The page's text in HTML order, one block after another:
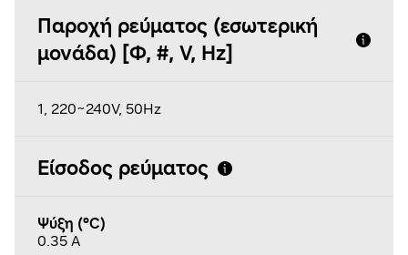
Παροχή ρεύματος (εσωτερική
μονάδα) [Φ, #, V, Hz]
1, 220~240V, 50Hz
Είσοδος ρεύματος
Ψύξη (°C)
0.35 A